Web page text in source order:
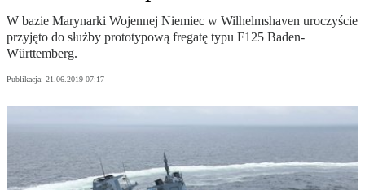
W bazie Marynarki Wojennej Niemiec w Wilhelmshaven uroczyście
przyjęto do służby prototypową fregatę typu F125 Baden-
Württemberg.
Publikacja: 21.06.2019 07:17